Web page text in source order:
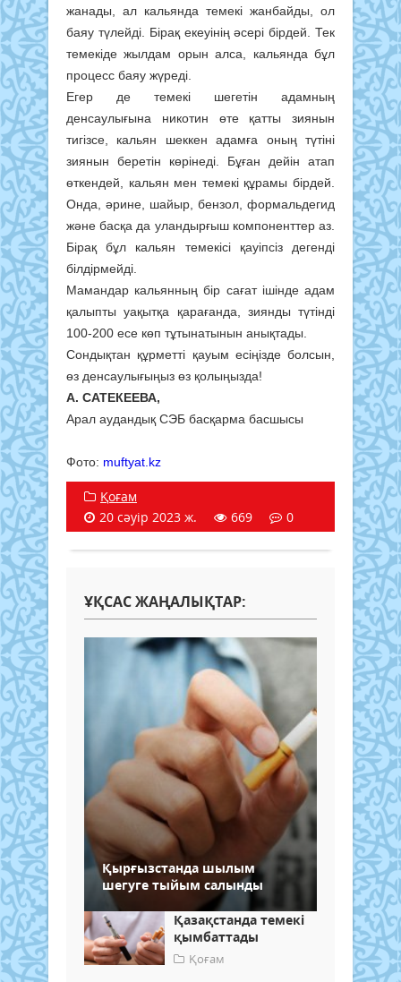
жанады, ал кальянда темекі жанбайды, ол
баяу түлейді. Бірақ екеуінің әсері бірдей. Тек
темекіде жылдам орын алса, кальянда бұл
процесс баяу жүреді.
Егер де темекі шегетін адамның
денсаулығына никотин өте қатты зиянын
тигізсе, кальян шеккен адамға оның түтіні
зиянын беретін көрінеді. Бұған дейін атап
өткендей, кальян мен темекі құрамы бірдей.
Онда, әрине, шайыр, бензол, формальдегид
және басқа да уландырғыш компоненттер аз.
Бірақ бұл кальян темекісі қауіпсіз дегенді
білдірмейді.
Мамандар кальянның бір сағат ішінде адам
қалыпты уақытқа қарағанда, зиянды түтінді
100-200 есе көп тұтынатынын анықтады.
Сондықтан құрметті қауым есіңізде болсын,
өз денсаулығыңыз өз қолыңызда!
А. САТЕКЕЕВА,
Арал аудандық СЭБ басқарма басшысы
Фото: muftyat.kz
Қоғам
20 сәуір 2023 ж.
669 0
ҰҚСАС ЖАҢАЛЫҚТАР:
Қырғызстанда шылым
шегуге тыйым салынды
Қазақстанда темекі
қымбаттады
Қоғам